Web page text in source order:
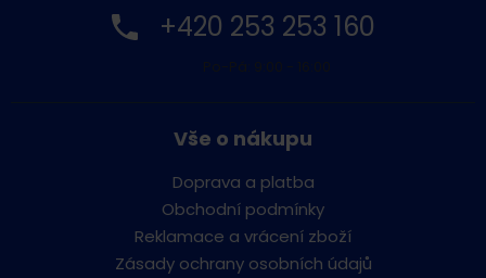
+420 253 253 160
Vše o nákupu
Doprava a platba
Obchodní podmínky
Reklamace a vrácení zboží
Zásady ochrany osobních údajů